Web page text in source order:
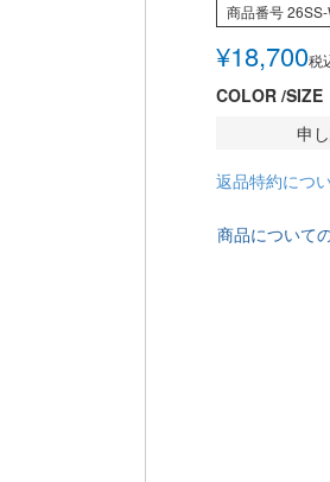
商品番号
¥18,700税
COLOR SIZE
申
返品特約につ
商品について